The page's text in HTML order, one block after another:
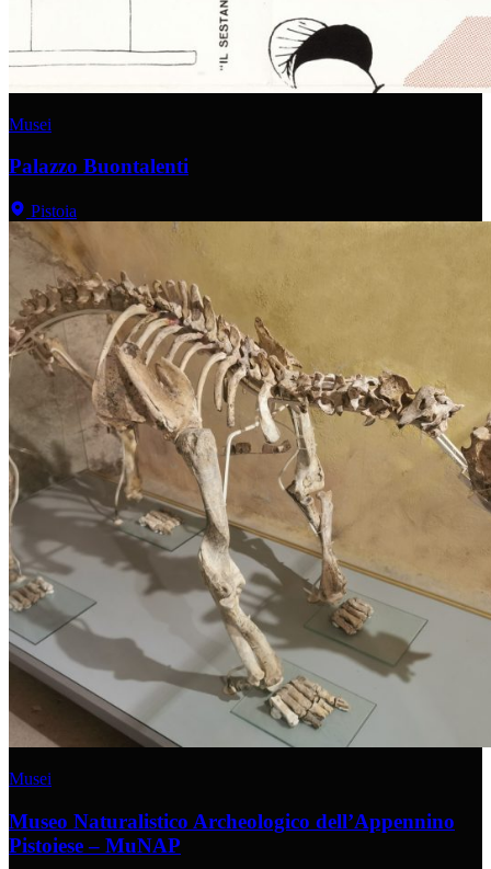
Musei
Palazzo Buontalenti
Pistoia
Musei
Museo Naturalistico Archeologico dell’Appennino
Pistoiese – MuNAP